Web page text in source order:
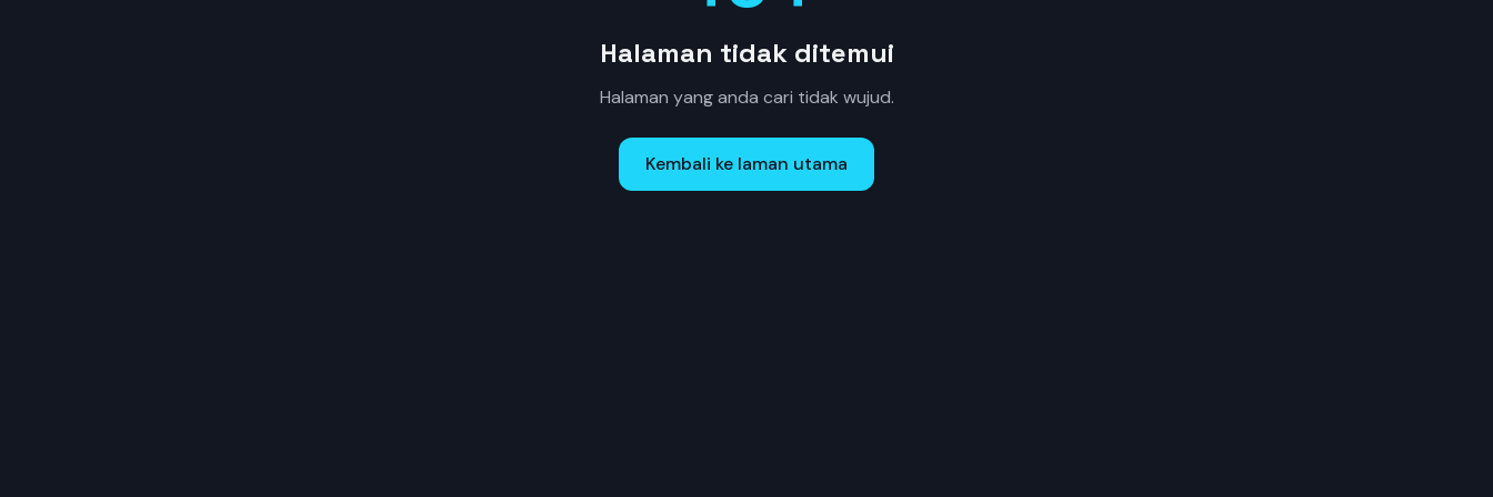
Halaman tidak ditemui
Halaman yang anda cari tidak wujud.
Kembali ke laman utama